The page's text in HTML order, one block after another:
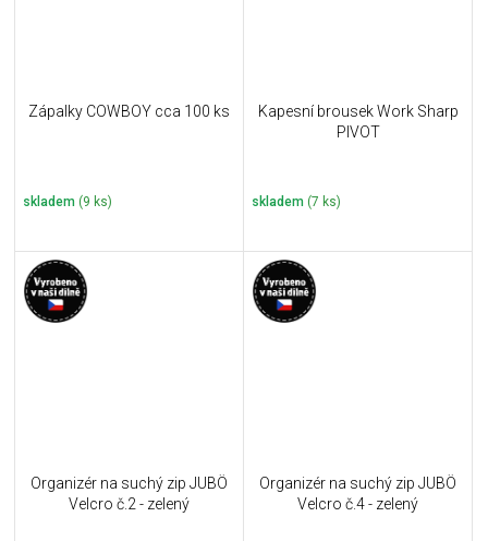
Zápalky COWBOY cca 100 ks
skladem (9 ks)
Kapesní brousek Work Sharp
PIVOT
skladem (7 ks)
Organizér na suchý zip JUBÖ
Velcro č.2 - zelený
Organizér na suchý zip JUBÖ
Velcro č.4 - zelený